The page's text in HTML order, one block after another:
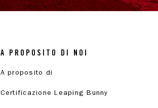
A PROPOSITO DI NOI
A proposito di
Certificazione Leaping Bunny